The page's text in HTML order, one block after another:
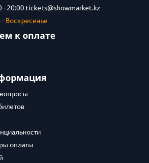
- 20:00 tickets@showmarket.kz
- Воскресенье
к оплате
оплаты